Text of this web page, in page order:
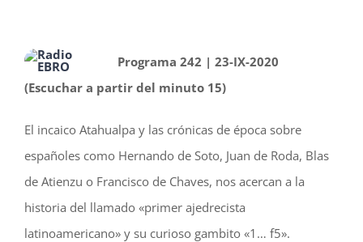
Programa 242 | 23-IX-2020
(Escuchar a partir del minuto 15)
El incaico Atahualpa y las crónicas de época sobre
españoles como Hernando de Soto, Juan de Roda, Blas
de Atienzu o Francisco de Chaves, nos acercan a la
historia del llamado «primer ajedrecista
latinoamericano» y su curioso gambito «1… f5».